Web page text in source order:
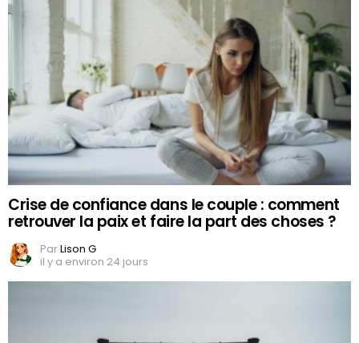
Crise de confiance dans le couple : comment
retrouver la paix et faire la part des choses ?
ParLison G
il y a environ 24 jours